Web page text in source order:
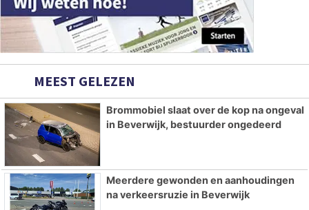
MEEST GELEZEN
Brommobiel slaat over de kop na ongeval
in Beverwijk, bestuurder ongedeerd
Meerdere gewonden en aanhoudingen
na verkeersruzie in Beverwijk